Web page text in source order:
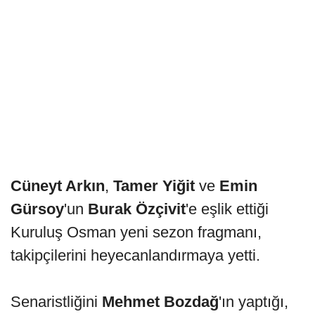
Cüneyt Arkın, Tamer Yiğit ve Emin
Gürsoy'un Burak Özçivit'e eşlik ettiği
Kuruluş Osman yeni sezon fragmanı,
takipçilerini heyecanlandırmaya yetti.
Senaristliğini Mehmet Bozdağ'ın yaptığı,